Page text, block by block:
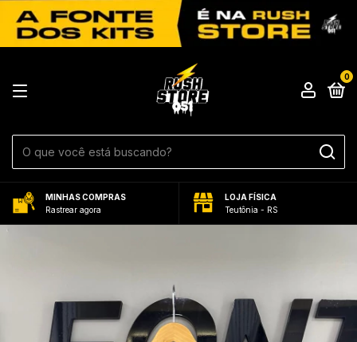
0
MINHAS COMPRAS
Rastrear agora
LOJA FÍSICA
Teutônia - RS